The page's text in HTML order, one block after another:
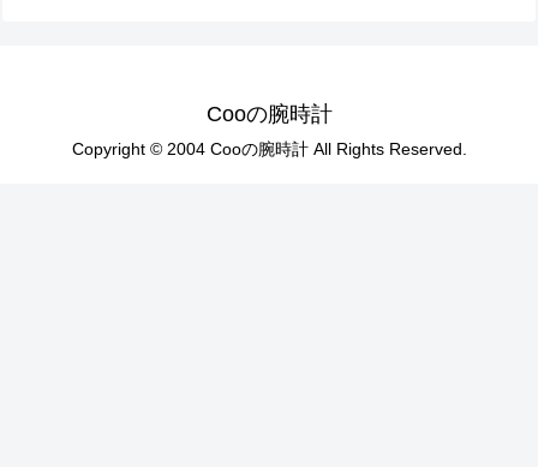
Cooの腕時計
Copyright © 2004 Cooの腕時計 All Rights Reserved.